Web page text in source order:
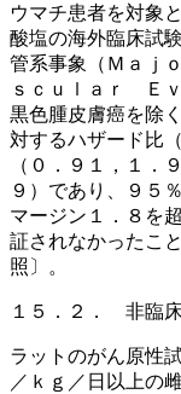
ウマチ患者を対象
酸塩の海外臨床試
管系事象（Ｍａｊ
ｓｃｕｌａｒ Ｅ
黒色腫皮膚癌を除
対するハザード比
（０．９１，１．
９）であり、９５
マージン１．８を
証されなかったこ
照〕。
１５．２． 非臨
ラットのがん原性
／ｋｇ／日以上の